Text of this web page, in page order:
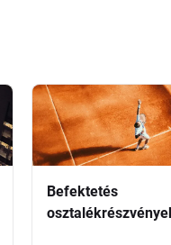
Befektetés